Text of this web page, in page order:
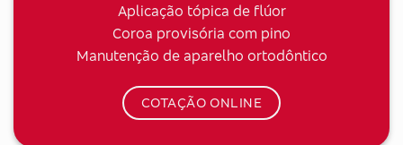
Aplicação tópica de flúor
Coroa provisória com pino
Manutenção de aparelho ortodôntico
COTAÇÃO ONLINE